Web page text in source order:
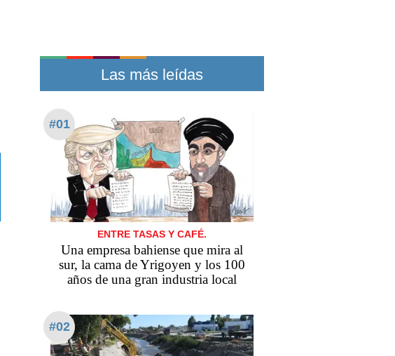
Las más leídas
#01
ENTRE TASAS Y CAFÉ.
Una empresa bahiense que mira al
sur, la cama de Yrigoyen y los 100
años de una gran industria local
#02